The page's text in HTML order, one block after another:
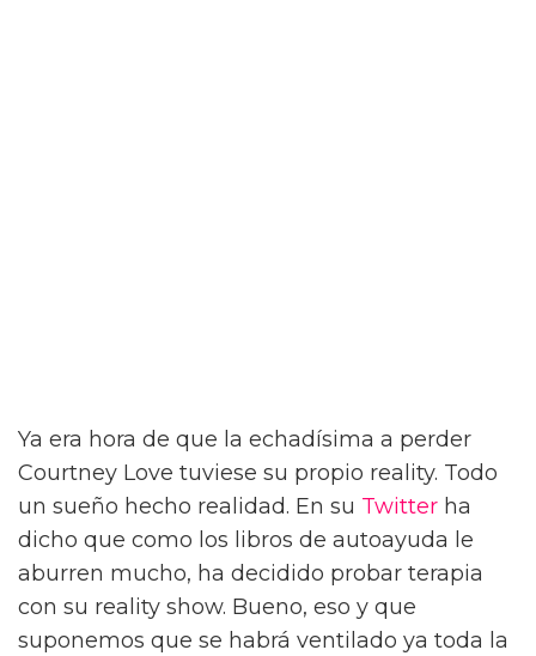
Ya era hora de que la echadísima a perder
Courtney Love tuviese su propio reality. Todo
un sueño hecho realidad. En su Twitter ha
dicho que como los libros de autoayuda le
aburren mucho, ha decidido probar terapia
con su reality show. Bueno, eso y que
suponemos que se habrá ventilado ya toda la